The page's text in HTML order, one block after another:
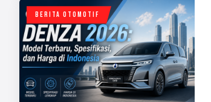
BERITA OTOMOTIF